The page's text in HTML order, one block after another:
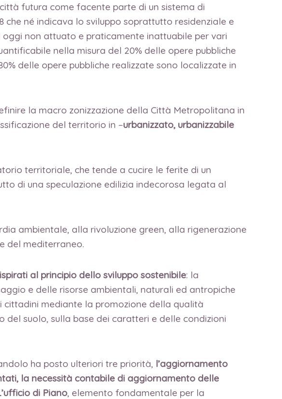
futura come facente parte di un sistema di
che né indicava lo sviluppo soprattutto residenziale e
non attuato e praticamente inattuabile per vari
nella misura del 20% delle opere pubbliche
delle opere pubbliche realizzate sono localizzate in
la macro zonizzazione della Città Metropolitana in
del territorio in –urbanizzato, urbanizzabile
territoriale, che tende a cucire le ferite di un
di una speculazione edilizia indecorosa legata al
ambientale, alla rivoluzione green, alla rigenerazione
del mediterraneo.
ispirati al principio dello sviluppo sostenibile: la
e delle risorse ambientali, naturali ed antropiche
mediante la promozione della qualità
del suolo, sulla base dei caratteri e delle condizioni
ha posto ulteriori tre priorità, l’aggiornamento
la necessità contabile di aggiornamento delle
di Piano, elemento fondamentale per la